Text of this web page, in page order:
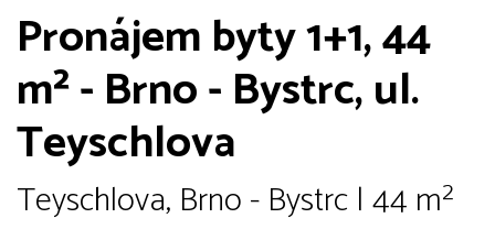
Pronájem byty 1+1, 44
m² - Brno - Bystrc, ul.
Teyschlova
Teyschlova, Brno - Bystrc | 44 m²